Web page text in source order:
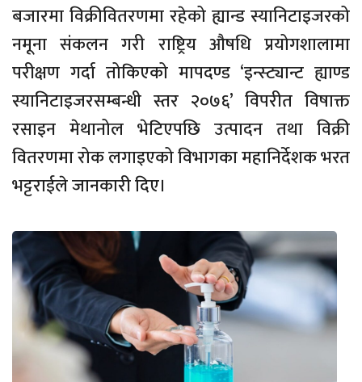
बजारमा विक्रीवितरणमा रहेको ह्यान्ड स्यानिटाइजरको
नमूना संकलन गरी राष्ट्रिय औषधि प्रयोगशालामा
परीक्षण गर्दा तोकिएको मापदण्ड ‘इन्स्ट्यान्ट ह्याण्ड
स्यानिटाइजरसम्बन्धी स्तर २०७६’ विपरीत विषाक्त
रसाइन मेथानोल भेटिएपछि उत्पादन तथा विक्री
वितरणमा रोक लगाइएको विभागका महानिर्देशक भरत
भट्टराईले जानकारी दिए।